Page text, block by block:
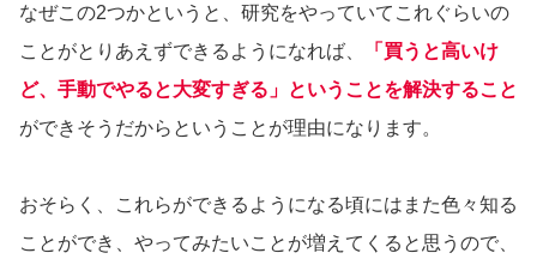
なぜこの2つかというと、研究をやっていてこれぐらいの
ことがとりあえずできるようになれば、
「買うと高いけ
ど、手動でやると大変すぎる」ということを解決すること
ができそうだからということが理由になります。
おそらく、これらができるようになる頃にはまた色々知る
ことができ、やってみたいことが増えてくると思うので、